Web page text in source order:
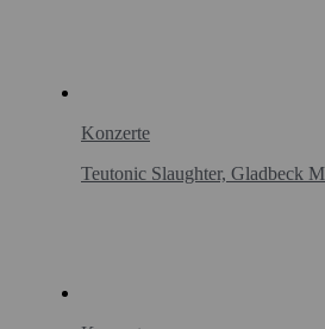
Konzerte
Teutonic Slaughter, Gladbeck